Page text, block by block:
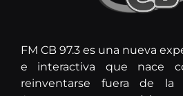
FM CB 97.3 es una nueva
e interactiva que nace
reinventarse fuera de la